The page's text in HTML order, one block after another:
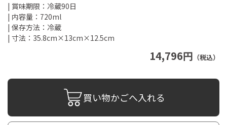
14,796円 （税込）
| 賞味期限：冷蔵90日
| 内容量：720ml
| 保存方法：冷蔵
| 寸法：35.8cm×13cm×12.5cm
買い物かごへ入れる